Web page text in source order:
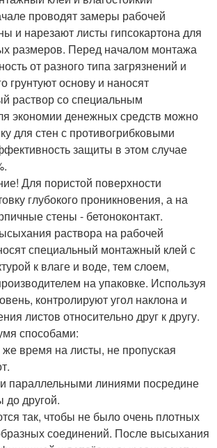
проводят замеры рабочей
и нарезают листы гипсокартона для
размеров. Перед началом монтажа
от разного типа загрязнений и
грунтуют основу и наносят
раствор со специальным
экономии денежных средств можно
для стен с противогрибковыми
защиты в этом случае
Для пористой поверхности
глубокого проникновения, а на
стены - бетоноконтакт.
раствора на рабочей
специальный монтажный клей с
к влаге и воде, тем слоем,
на упаковке. Используя
контролируют угол наклона и
листов относительно друг к другу.
способами:
же время на листы, не пропуская
параллельными линиями посредине
до другой.
так, чтобы не было очень плотных
соединений. После высыхания